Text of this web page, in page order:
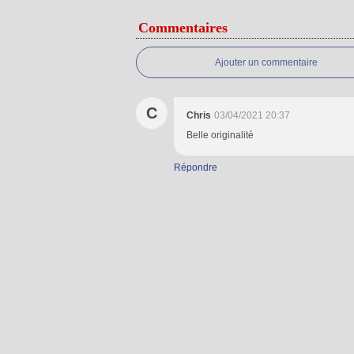
Commentaires
Ajouter un commentaire
C Chris 03/04/2021 20:37
Belle originalité
Répondre